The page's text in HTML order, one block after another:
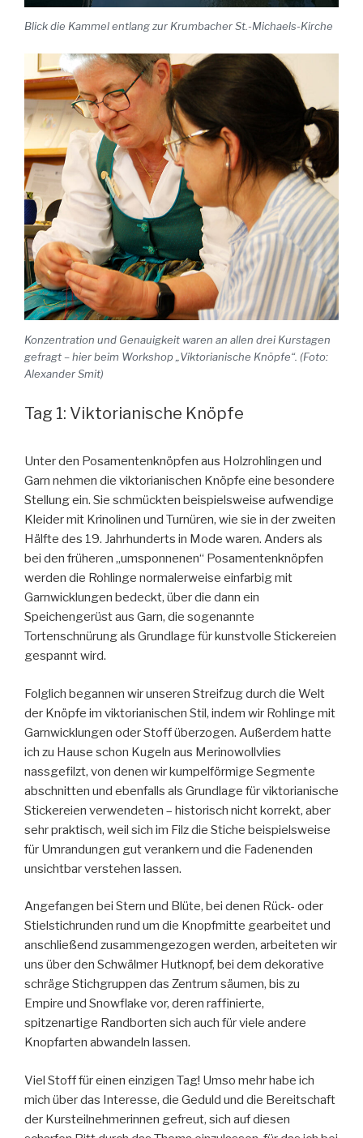
Blick die Kammel entlang zur Krumbacher St.-Michaels-Kirche
Konzentration und Genauigkeit waren an allen drei Kurstagen
gefragt – hier beim Workshop „Viktorianische Knöpfe“. (Foto:
Alexander Smit)
Tag 1: Viktorianische Knöpfe
Unter den Posamentenknöpfen aus Holzrohlingen und
Garn nehmen die viktorianischen Knöpfe eine besondere
Stellung ein. Sie schmückten beispielsweise aufwendige
Kleider mit Krinolinen und Turnüren, wie sie in der zweiten
Hälfte des 19. Jahrhunderts in Mode waren. Anders als
bei den früheren „umsponnenen“ Posamentenknöpfen
werden die Rohlinge normalerweise einfarbig mit
Garnwicklungen bedeckt, über die dann ein
Speichengerüst aus Garn, die sogenannte
Tortenschnürung als Grundlage für kunstvolle Stickereien
gespannt wird.
Folglich begannen wir unseren Streifzug durch die Welt
der Knöpfe im viktorianischen Stil, indem wir Rohlinge mit
Garnwicklungen oder Stoff überzogen. Außerdem hatte
ich zu Hause schon Kugeln aus Merinowollvlies
nassgefilzt, von denen wir kumpelförmige Segmente
abschnitten und ebenfalls als Grundlage für viktorianische
Stickereien verwendeten – historisch nicht korrekt, aber
sehr praktisch, weil sich im Filz die Stiche beispielsweise
für Umrandungen gut verankern und die Fadenenden
unsichtbar verstehen lassen.
Angefangen bei Stern und Blüte, bei denen Rück- oder
Stielstichrunden rund um die Knopfmitte gearbeitet und
anschließend zusammengezogen werden, arbeiteten wir
uns über den Schwälmer Hutknopf, bei dem dekorative
schräge Stichgruppen das Zentrum säumen, bis zu
Empire und Snowflake vor, deren raffinierte,
spitzenartige Randborten sich auch für viele andere
Knopfarten abwandeln lassen.
Viel Stoff für einen einzigen Tag! Umso mehr habe ich
mich über das Interesse, die Geduld und die Bereitschaft
der Kursteilnehmerinnen gefreut, sich auf diesen